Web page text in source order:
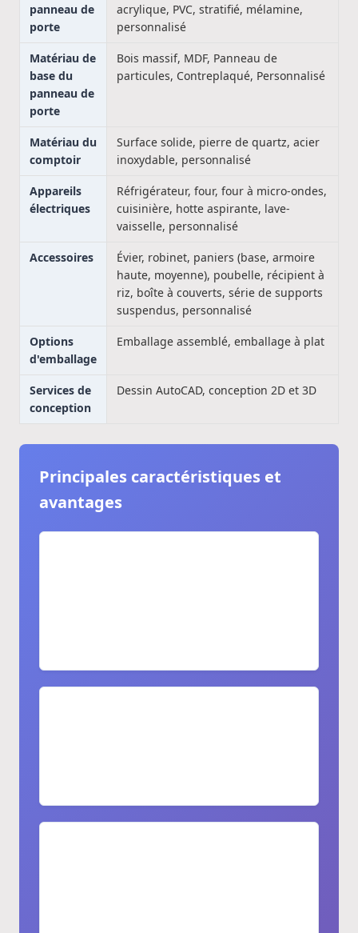
panneau de
porte
acrylique, PVC, stratifié, mélamine,
personnalisé
Matériau de
base du
panneau de
porte
Bois massif, MDF, Panneau de
particules, Contreplaqué, Personnalisé
Matériau du
comptoir
Surface solide, pierre de quartz, acier
inoxydable, personnalisé
Appareils
électriques
Réfrigérateur, four, four à micro-ondes,
cuisinière, hotte aspirante, lave-
vaisselle, personnalisé
Accessoires
Évier, robinet, paniers (base, armoire
haute, moyenne), poubelle, récipient à
riz, boîte à couverts, série de supports
suspendus, personnalisé
Options
d'emballage
Emballage assemblé, emballage à plat
Services de
conception
Dessin AutoCAD, conception 2D et 3D
Principales caractéristiques et
avantages